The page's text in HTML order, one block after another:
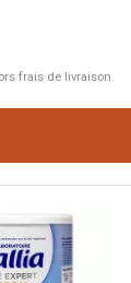
frais de livraison.